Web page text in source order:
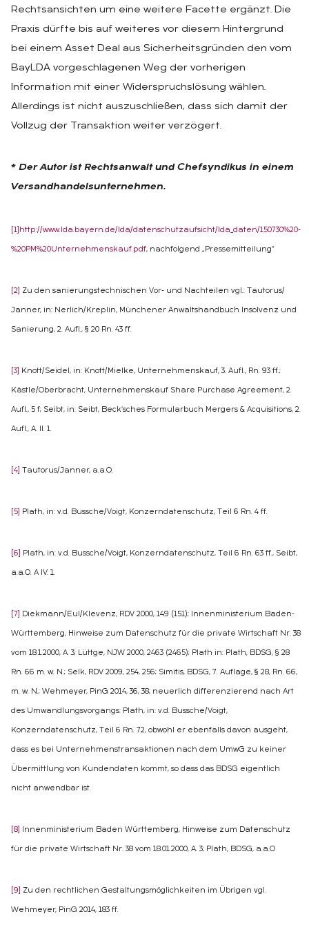
Rechtsansichten um eine weitere Facette ergänzt. Die
Praxis dürfte bis auf weiteres vor diesem Hintergrund
bei einem Asset Deal aus Sicherheitsgründen den vom
BayLDA vorgeschlagenen Weg der vorherigen
Information mit einer Widerspruchslösung wählen.
Allerdings ist nicht auszuschließen, dass sich damit der
Vollzug der Transaktion weiter verzögert.
* Der Autor ist Rechtsanwalt und Chefsyndikus in einem
Versandhandelsunternehmen.
[1] http://www.lda.bayern.de/lda/datenschutzaufsicht/lda_daten/150730%20-
%20PM%20Unternehmenskauf.pdf, nachfolgend „Pressemitteilung“
[2] Zu den sanierungstechnischen Vor- und Nachteilen vgl.: Tautorus/
Janner, in: Nerlich/Kreplin, Münchener Anwaltshandbuch Insolvenz und
Sanierung, 2. Aufl., § 20 Rn. 43 ff.
[3] Knott/Seidel, in: Knott/Mielke, Unternehmenskauf, 3. Aufl., Rn. 93 ff.;
Kästle/Oberbracht, Unternehmenskauf Share Purchase Agreement, 2.
Aufl., 5 f; Seibt, in: Seibt, Beck‘sches Formularbuch Mergers & Acquisitions, 2.
Aufl., A. II. 1.
[4] Tautorus/Janner, a.a.O.
[5] Plath, in: v.d. Bussche/Voigt, Konzerndatenschutz, Teil 6 Rn. 4 ff.
[6] Plath, in: v.d. Bussche/Voigt, Konzerndatenschutz, Teil 6 Rn. 63 ff., Seibt,
a.a.O. A IV. 1.
[7] Diekmann/Eul/Klevenz, RDV 2000, 149 (151); Innenministerium Baden-
Württemberg, Hinweise zum Datenschutz für die private Wirtschaft Nr. 38
vom 18.1.2000, A. 3; Lüttge, NJW 2000, 2463 (2465); Plath in: Plath, BDSG, § 28
Rn. 66 m. w. N.; Selk, RDV 2009, 254, 256; Simitis, BDSG, 7. Auflage, § 28, Rn. 66,
m. w. N.; Wehmeyer, PinG 2014, 36, 38; neuerlich differenzierend nach Art
des Umwandlungsvorgangs: Plath, in: v.d. Bussche/Voigt,
Konzerndatenschutz, Teil 6 Rn. 72, obwohl er ebenfalls davon ausgeht,
dass es bei Unternehmenstransaktionen nach dem UmwG zu keiner
Übermittlung von Kundendaten kommt, so dass das BDSG eigentlich
nicht anwendbar ist.
[8] Innenministerium Baden Württemberg, Hinweise zum Datenschutz
für die private Wirtschaft Nr. 38 vom 18.01.2000, A. 3; Plath, BDSG, a.a.O
[9] Zu den rechtlichen Gestaltungsmöglichkeiten im Übrigen vgl.
Wehmeyer, PinG 2014, 183 ff.